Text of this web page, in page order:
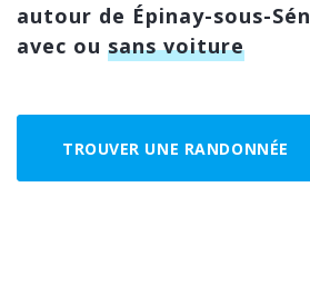
autour de Épinay-sous-
avec ou sans voiture
TROUVER UNE RANDONNÉE